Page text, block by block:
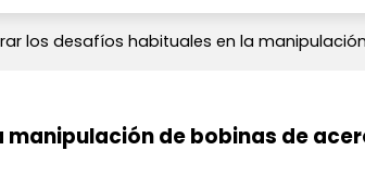
los desafíos habituales en la
de bobinas de